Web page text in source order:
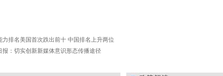
力排名美国首次跌出前十 中国排名上升两位
报：切实创新新媒体意识形态传播途径